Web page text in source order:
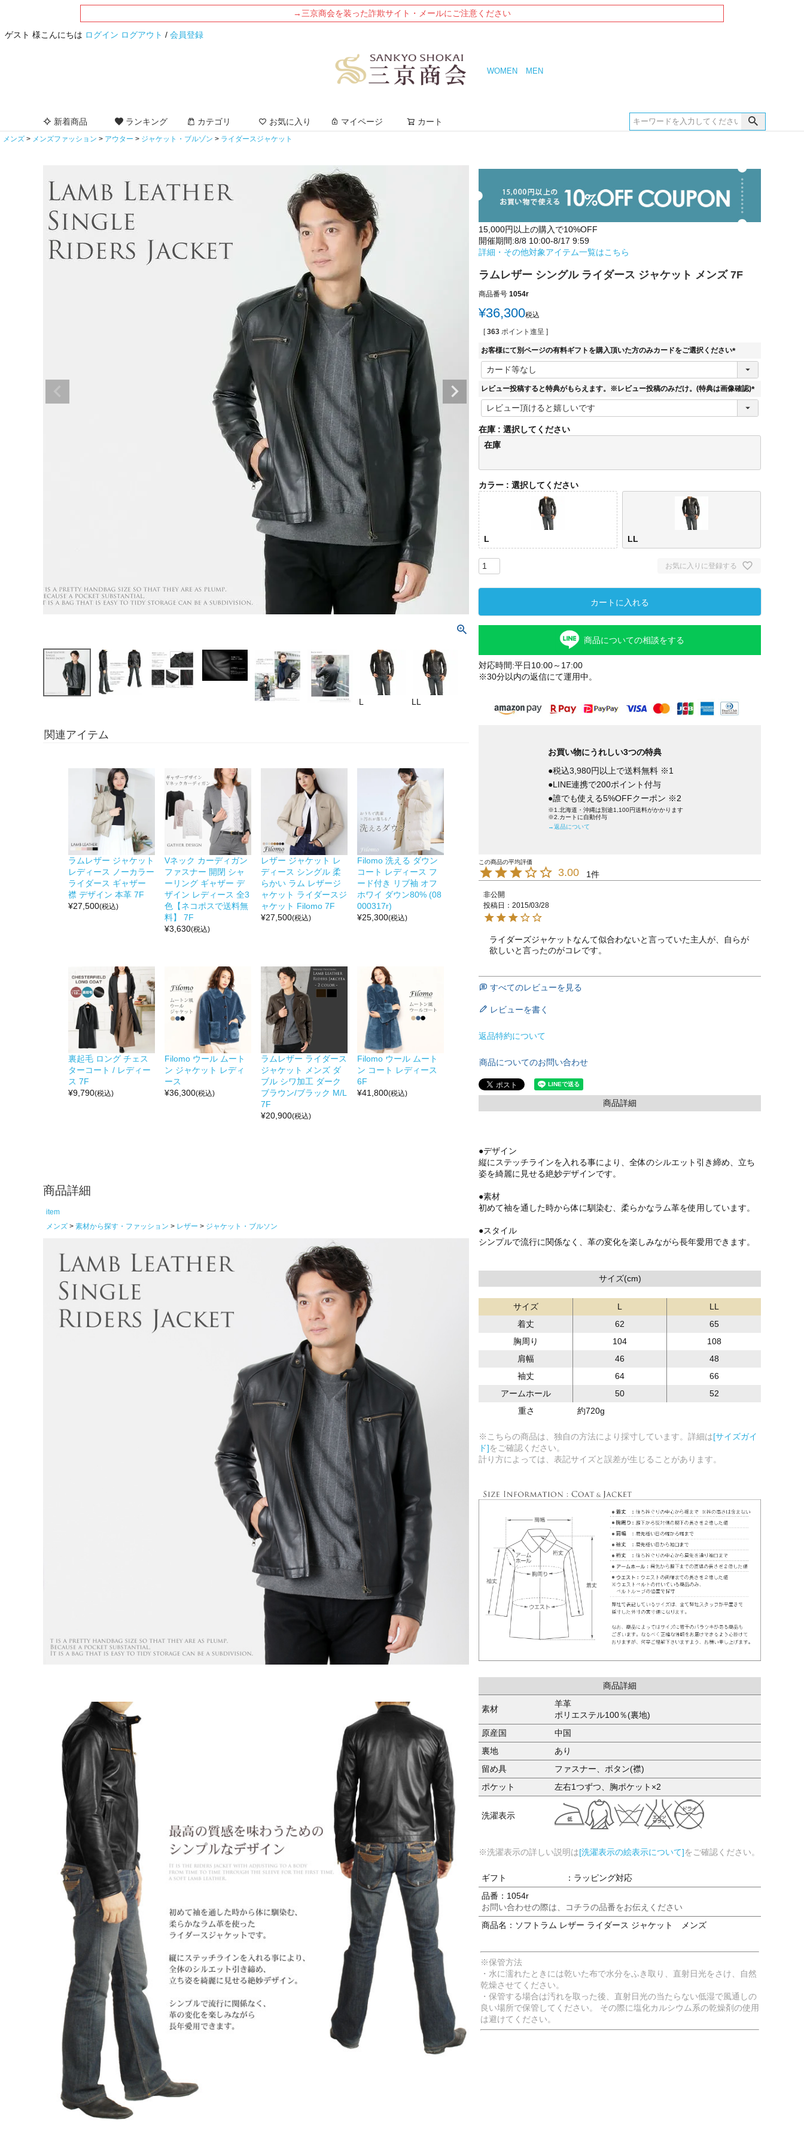
→三京商会を装った詐欺サイト・メールにご注意ください
ゲスト 様こんにちは ログイン ログアウト / 会員登録
WOMEN MEN
新着商品 ランキング カテゴリ お気に入り マイページ カート
メンズ メンズファッション アウター ジャケット・ブルゾン ライダースジャケット
L LL
関連アイテム
ラムレザー ジャケット
レディース ノーカラー
ライダース ギャザー
襟 デザイン 本革 7F
¥27,500(税込)
Vネック カーディガン
ファスナー 開閉 シャ
ーリング ギャザー デ
ザイン レディース 全3
色【ネコポスで送料無
料】 7F
¥3,630(税込)
レザー ジャケット レ
ディース シングル 柔
らかい ラム レザージ
ャケット ライダースジ
ャケット Filomo 7F
¥27,500(税込)
Filomo 洗える ダウン
コート レディース フ
ード付き リブ袖 オフ
ホワイ ダウン80% (08
000317r)
¥25,300(税込)
裏起毛 ロング チェス
ターコート / レディー
ス 7F
¥9,790(税込)
Filomo ウール ムート
ン ジャケット レディ
ース
¥36,300(税込)
ラムレザー ライダース
ジャケット メンズ ダ
ブル シワ加工 ダーク
ブラウン/ブラック M/L
7F
¥20,900(税込)
Filomo ウール ムート
ン コート レディース
6F
¥41,800(税込)
商品詳細
item
メンズ
素材から探す・ファッション レザー ジャケット・ブルソン
15,000円以上の購入で10%OFF
開催期間:8/8 10:00-8/17 9:59
詳細・その他対象アイテム一覧はこちら
ラムレザー シングル ライダース ジャケット メンズ 7F
商品番号 1054r
¥36,300税込
[ 363 ポイント進呈 ]
お客様にて別ページの有料ギフトを購入頂いた方のみカードをご選択ください
(
須
レビュー投稿すると特典がもらえます。※レビュー投稿のみだけ。(特典は画像確認)
(
)
在庫
選択してください
在庫
カラー 選択してください
L LL
お気に入りに登録する
カートに入れる
商品についての相談をする
対応時間:平日10:00～17:00
※30分以内の返信にて運用中。
お買い物にうれしい3つの特典
●税込3,980円以上で送料無料 ※1
●LINE連携で200ポイント付与
●誰でも使える5%OFFクーポン ※2
※1.北海道・沖縄は別途1,100円送料がかかります
※2.カートに自動付与
→返品について
3.00 1
非公開
投稿日
2015/03/28
ライダーズジャケットなんて似合わないと言っていた主人が、自らが
欲しいと言ったのがコレです。
すべてのレビューを見る
レビューを書く
返品特約について
商品についてのお問い合わせ
商品詳細
●デザイン
縦にステッチラインを入れる事により、全体のシルエット引き締め、立ち
姿を綺麗に見せる絶妙デザインです。
●素材
初めて袖を通した時から体に馴染む、柔らかなラム革を使用しています。
●スタイル
シンプルで流行に関係なく、革の変化を楽しみながら長年愛用できます。
サイズ(cm)
サイズ L
LL
着丈
62
65
胸周り
104
108
肩幅
46
48
袖丈
64
66
アームホール
50
52
重さ
約720g
※こちらの商品は、独自の方法により採寸しています。詳細は[サイズガイ
ド]をご確認ください。
計り方によっては、表記サイズと誤差が生じることがあります。
商品詳細
素材
羊革
ポリエステル100％(裏地)
原産国
中国
裏地
あり
留め具
ファスナー、ボタン(襟)
ポケット
左右1つずつ、胸ポケット×2
洗濯表示
※洗濯表示の詳しい説明は[洗濯表示の絵表示について]をご確認ください。
ギフト
：ラッピング対応
品番：1054r
お問い合わせの際は、コチラの品番をお伝えください
商品名：ソフトラム レザー ライダース ジャケット メンズ
※保管方法
・水に濡れたときには乾いた布で水分をふき取り、直射日光をさけ、自然
乾燥させてください。
・保管する場合は汚れを取った後、直射日光の当たらない低湿で風通しの
良い場所で保管してください。 その際に塩化カルシウム系の乾燥剤の使用
は避けてください。